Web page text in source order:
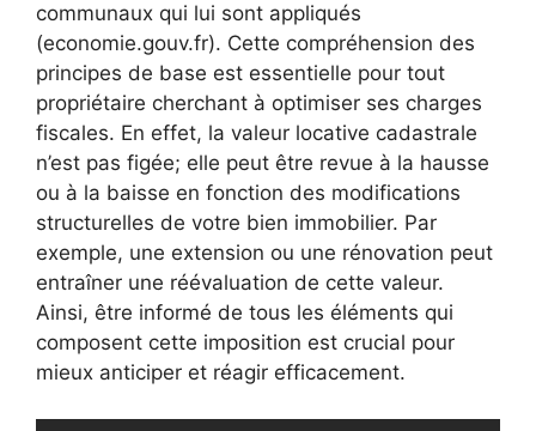
communaux qui lui sont appliqués
(economie.gouv.fr). Cette compréhension des
principes de base est essentielle pour tout
propriétaire cherchant à optimiser ses charges
fiscales. En effet, la valeur locative cadastrale
n’est pas figée; elle peut être revue à la hausse
ou à la baisse en fonction des modifications
structurelles de votre bien immobilier. Par
exemple, une extension ou une rénovation peut
entraîner une réévaluation de cette valeur.
Ainsi, être informé de tous les éléments qui
composent cette imposition est crucial pour
mieux anticiper et réagir efficacement.